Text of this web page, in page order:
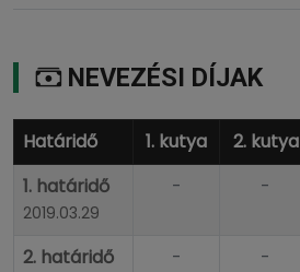
NEVEZÉSI DÍJAK
Határidő 1. kutya 2. kutya
1. határidő
2019.03.29
- -
2. határidő - -